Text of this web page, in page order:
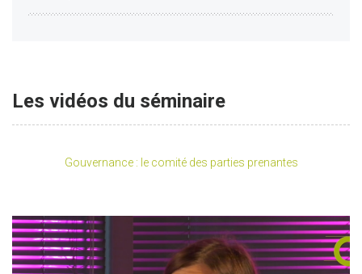
Les vidéos du séminaire
Gouvernance : le comité des parties prenantes